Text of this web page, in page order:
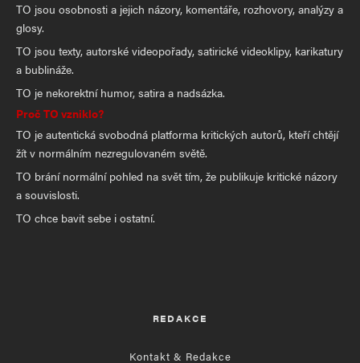
TO jsou osobnosti a jejich názory, komentáře, rozhovory, analýzy a
glosy.
TO jsou texty, autorské videopořady, satirické videoklipy, karikatury
a bublináže.
TO je nekorektní humor, satira a nadsázka.
Proč TO vzniklo?
TO je autentická svobodná platforma kritických autorů, kteří chtějí
žít v normálním nezregulovaném světě.
TO brání normální pohled na svět tím, že publikuje kritické názory
a souvislosti.
TO chce bavit sebe i ostatní.
REDAKCE
Kontakt & Redakce